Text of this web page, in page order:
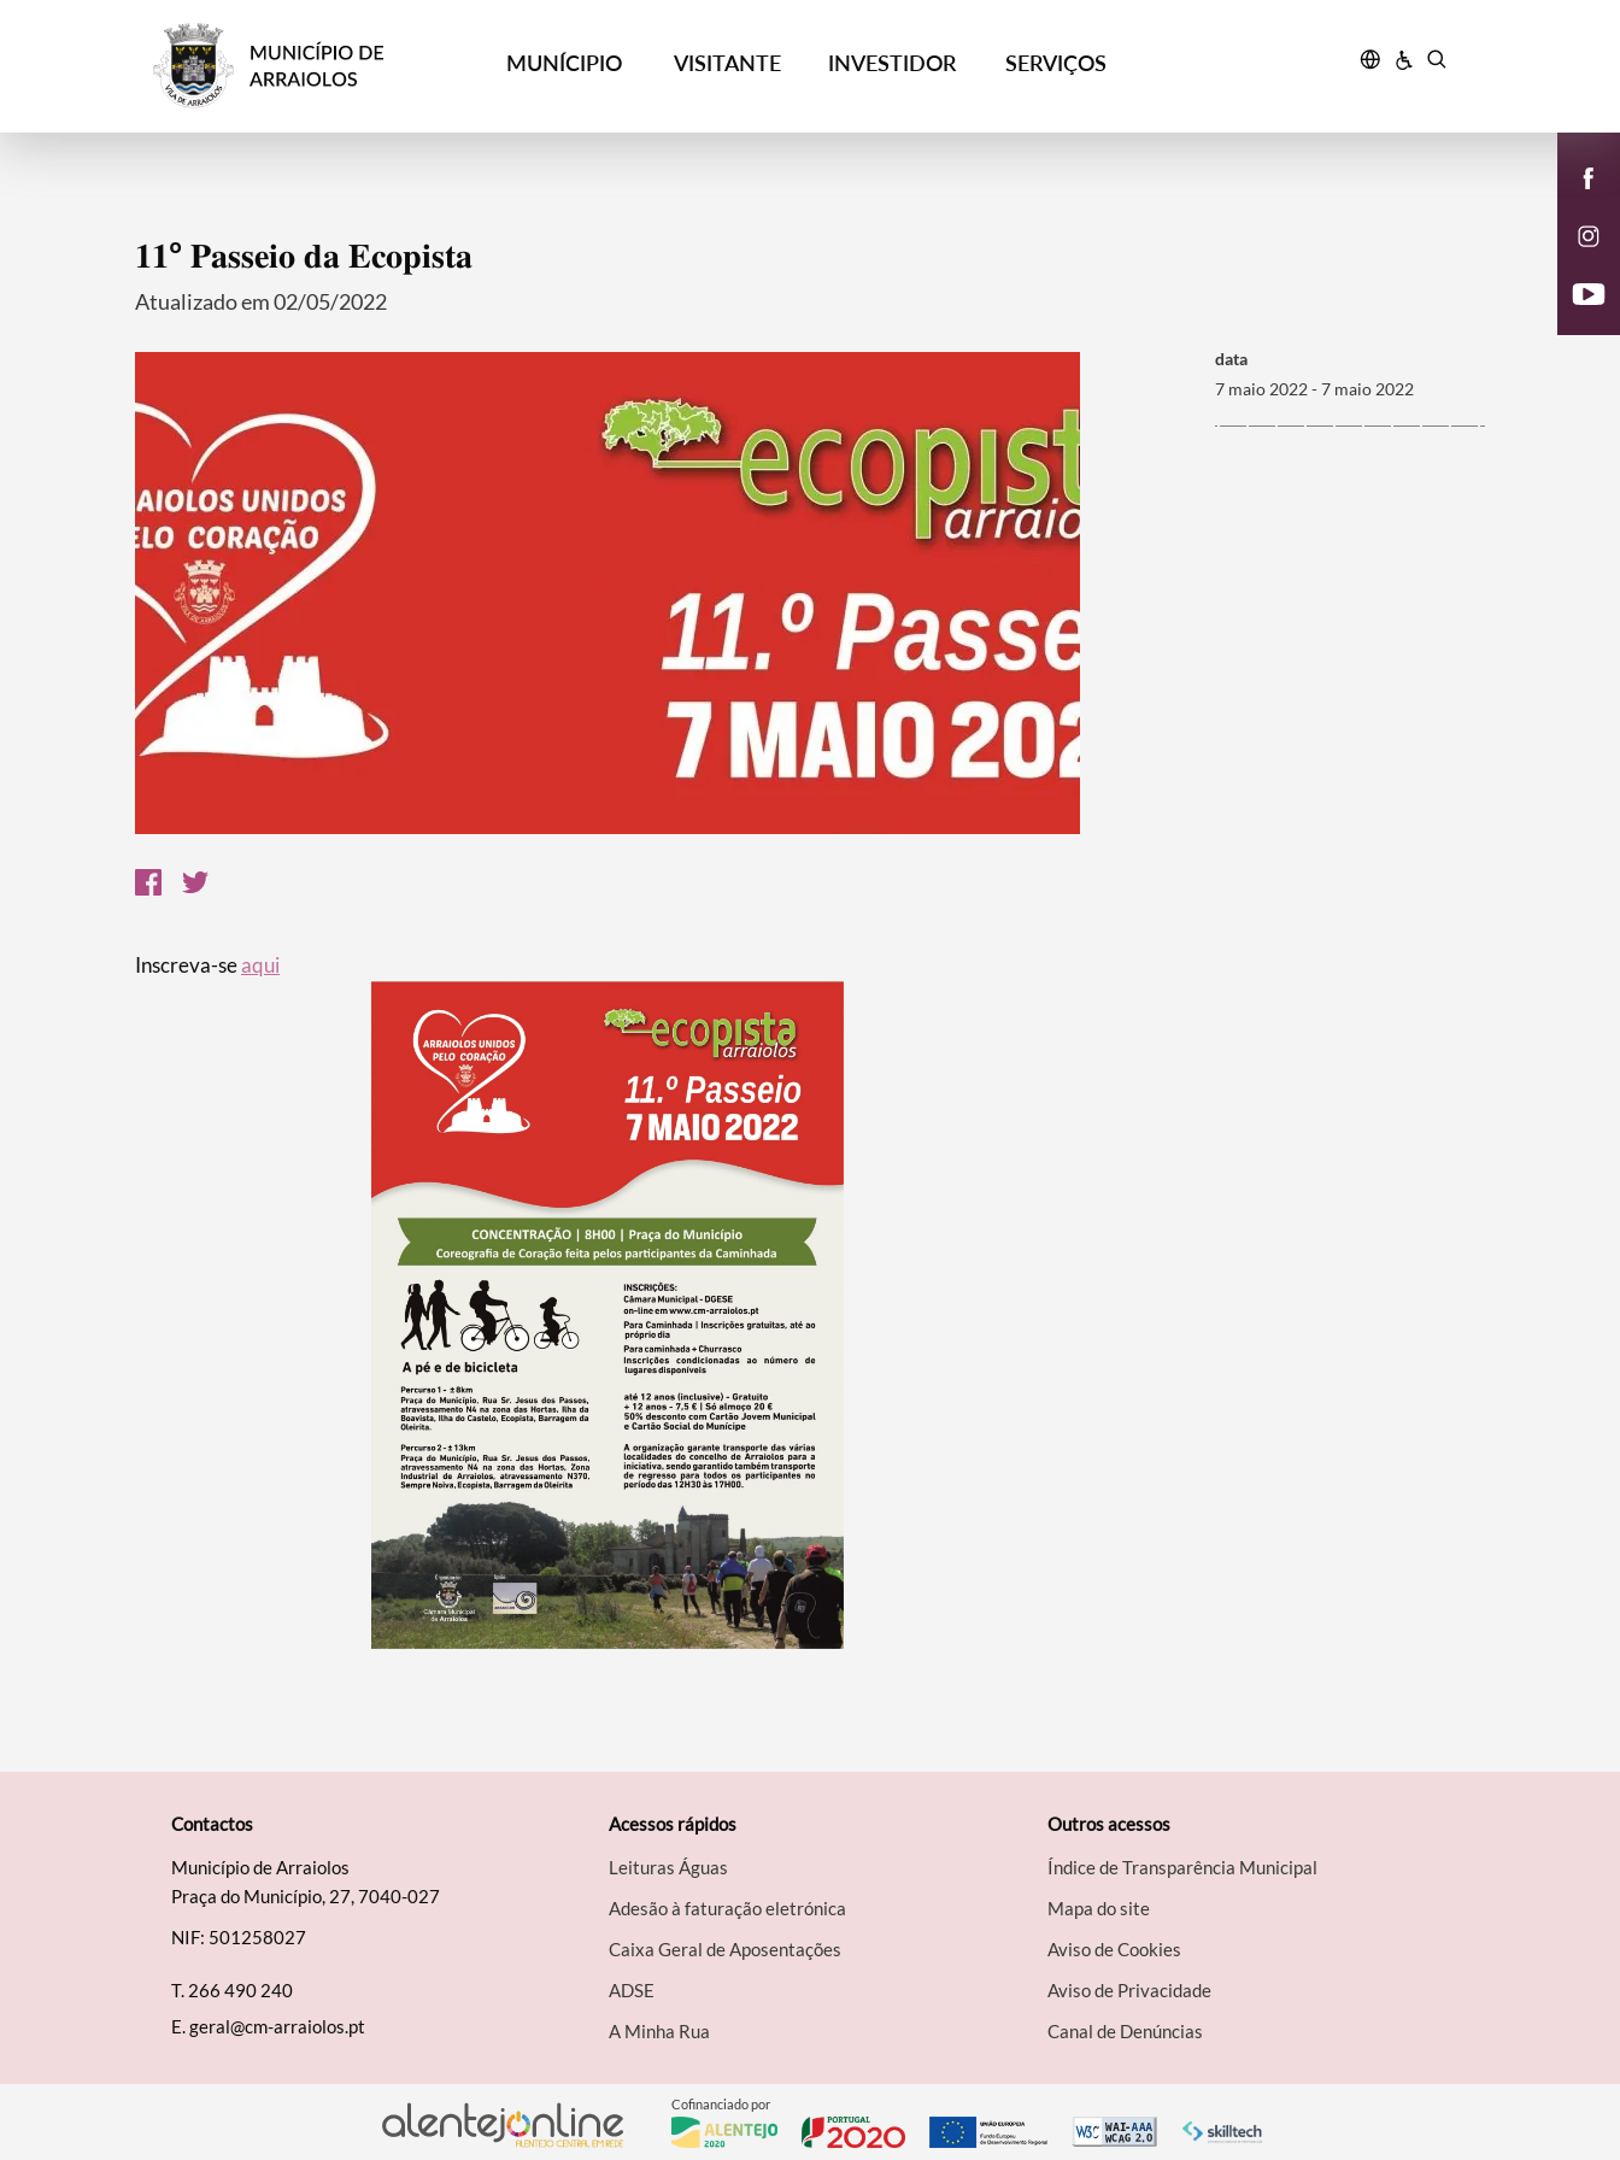
MUNÍCIPIO VISITANTE INVESTIDOR SERVIÇOS
Categorias gerais
𝟏𝟏º 𝐏𝐚𝐬𝐬𝐞𝐢𝐨 𝐝𝐚 𝐄𝐜𝐨𝐩𝐢𝐬𝐭𝐚
Atualizado em 02/05/2022
Inscreva-seaqui
data
7 maio 2022 - 7 maio 2022
Contactos
Município de Arraiolos
Praça do Município, 27, 7040-027
NIF: 501258027
T. 266 490 240
E.geral@cm-arraiolos.pt
Acessos rápidos
Leituras Águas
Adesão à faturação eletrónica
Caixa Geral de Aposentações
A​DSE
A Minha Rua
Outros acessos
Índice de Transparência Municipal
Mapa do site
Aviso de Cookies
Aviso de Privacidade
Canal de Denúncias
Cofinanciado por